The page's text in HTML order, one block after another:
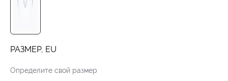
РАЗМЕР, EU
Определите свой размер